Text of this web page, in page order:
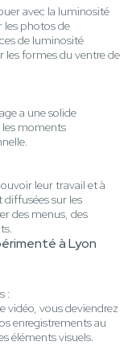
avec la luminosité
les photos de
de luminosité
formes du ventre de
a une solide
moments
leur travail et à
diffusées sur les
des menus, des
à Lyon
:
vidéo, vous deviendrez
enregistrements au
éléments visuels.